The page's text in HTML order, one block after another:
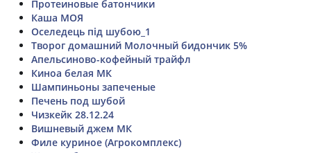
Протеиновые батончики
Каша МОЯ
Оселедець під шубою_1
Творог домашний Молочный бидончик 5%
Апельсиново-кофейный трайфл
Киноа белая МК
Шампиньоны запеченые
Печень под шубой
Чизкейк 28.12.24
Вишневый джем МК
Филе куриное (Агрокомплекс)